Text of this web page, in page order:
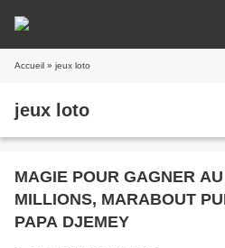
Accueil » jeux loto
jeux loto
MAGIE POUR GAGNER
MILLIONS, MARABOUT
PAPA DJEMEY